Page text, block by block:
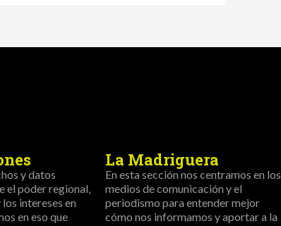
y datos
el poder regional,
intereses en
en eso que
La Madriguera
En esta sección nos centramos en los
medios de comunicación y el
periodismo para entender mejor
cómo nos informamos y aportar a la